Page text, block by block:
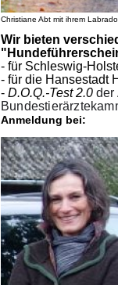
Christiane Abt mit ihrem
Wir bieten
- für Schleswig-
- für die Hansestadt
- D.O.Q.-Test 2.0 der
Anmeldung bei: